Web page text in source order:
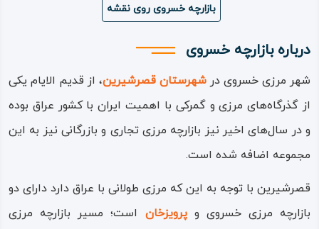
بازارچه خسروی روی نقشه
درباره بازارچه خسروی
شهر مرزی خسروی در شهرستان قصرشیرین، از قدیم‌ الایام یکی
از گذرگاه‌های مرزی و گمرکی با اهمیت ایران با کشور عراق بوده
و در سال‌های اخیر نیز بازارچه‌ مرزی تجاری و بازرگانی نیز به این
مجموعه اضافه شده است.
قصرشیرین با توجه به این که مرزی طولانی با عراق دارد دارای دو
بازارچه‌ مرزی خسروی وپرویزخان است؛ مسیر بازارچه‌ مرزی